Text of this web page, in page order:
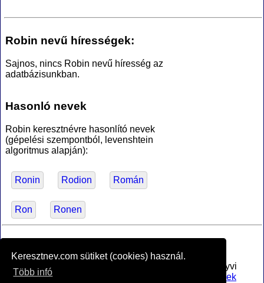
Keresztnev.com sütiket (cookies) használ.
Több infó
Robin nevű hírességek:
Sajnos, nincs Robin nevű híresség az
adatbázisunkban.
Hasonló nevek
Robin keresztnévre hasonlító nevek
(gépelési szempontból, levenshtein
algoritmus alapján):
Ronin Rodion Román
Ron Ronen
Az MTA Nyelvtudományi Intézete által anyakönyvi
bejegyzésre alkalmasnak minősített
férfi utónevek